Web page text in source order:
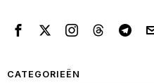
CATEGORIEËN